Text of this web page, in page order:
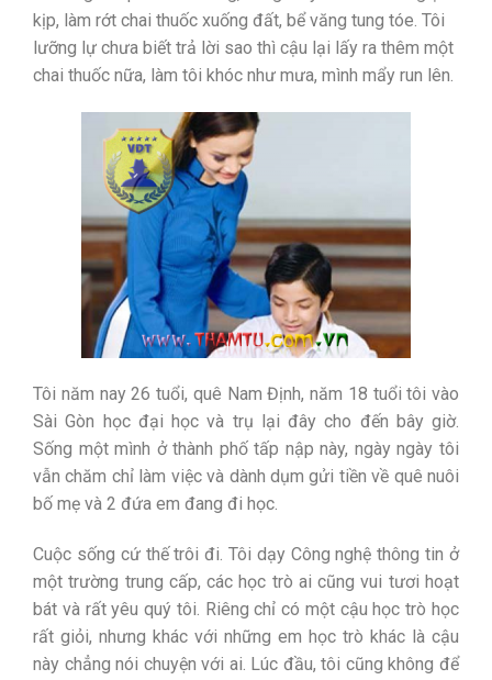
kịp, làm rớt chai thuốc xuống đất, bể văng tung tóe. Tôi
lưỡng lự chưa biết trả lời sao thì cậu lại lấy ra thêm một
chai thuốc nữa, làm tôi khóc như mưa, mình mẩy run lên.
Tôi năm nay 26 tuổi, quê Nam Định, năm 18 tuổi tôi vào
Sài Gòn học đại học và trụ lại đây cho đến bây giờ.
Sống một mình ở thành phố tấp nập này, ngày ngày tôi
vẫn chăm chỉ làm việc và dành dụm gửi tiền về quê nuôi
bố mẹ và 2 đứa em đang đi học.
Cuộc sống cứ thế trôi đi. Tôi dạy Công nghệ thông tin ở
một trường trung cấp, các học trò ai cũng vui tươi hoạt
bát và rất yêu quý tôi. Riêng chỉ có một cậu học trò học
rất giỏi, nhưng khác với những em học trò khác là cậu
này chẳng nói chuyện với ai. Lúc đầu, tôi cũng không để